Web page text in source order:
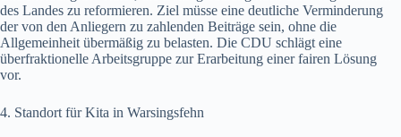
des Landes zu reformieren. Ziel müsse eine deutliche Verminderung
der von den Anliegern zu zahlenden Beiträge sein, ohne die
Allgemeinheit übermäßig zu belasten. Die CDU schlägt eine
überfraktionelle Arbeitsgruppe zur Erarbeitung einer fairen Lösung
vor.
4. Standort für Kita in Warsingsfehn